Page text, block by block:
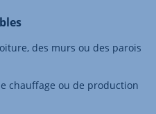
des murs ou des parois
chauffage ou de production